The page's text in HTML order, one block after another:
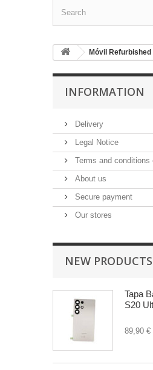
Móvil Refurbished
INFORMATION
Delivery
Legal Notice
Terms and conditions
About us
Secure payment
Our stores
NEW PRODUCTS
Tapa
S20
89,90 €